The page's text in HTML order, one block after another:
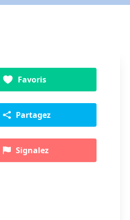
Favoris
Partagez
Signalez